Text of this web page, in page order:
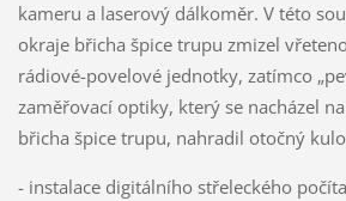
kameru a laserový dálkoměr. V této
okraje břicha špice trupu zmizel
rádiové-povelové jednotky, zatímco
zaměřovací optiky, který se nacházel
břicha špice trupu, nahradil otočný
- instalace digitálního střeleckého